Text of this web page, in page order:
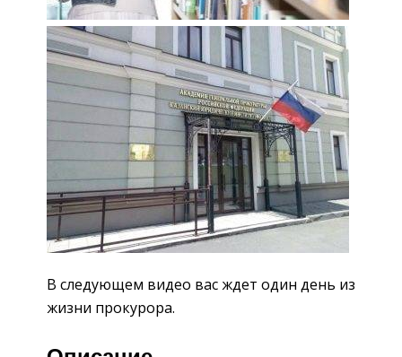
В следующем видео вас ждет один день из
жизни прокурора.